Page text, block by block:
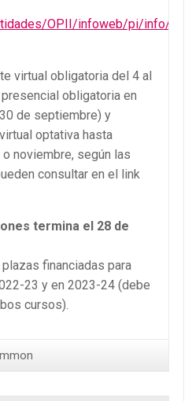
OPII/infoweb/pi/info/
virtual obligatoria del 4 al
obligatoria en
de septiembre) y
optativa hasta
noviembre, según las
consultar en el link
termina el 28 de
financiadas para
23 y en 2023-24 (debe
cursos).